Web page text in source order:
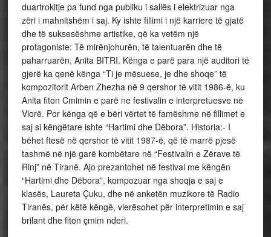
duartrokitje pa fund nga publiku i sallës i elektrizuar nga
zëri i mahnitshëm i saj. Ky ishte fillimi i një karriere të gjatë
dhe të suksesëshme artistike, që ka vetëm një
protagoniste: Të mirënjohurën, të talentuarën dhe të
paharruarën, Anita BITRI. Kënga e parë para një auditori të
gjerë ka qenë kënga “Ti je mësuese, je dhe shoqe” të
kompozitorit Arben Zhezha në 9 qershor të vitit 1986-ë, ku
Anita fiton Cmimin e parë ne festivalin e interpretuesve në
Vlorë. Por kënga që e bëri vërtet të famëshme në fillimet e
saj si këngëtare ishte “Hartimi dhe Dëbora”. Historia:- I
bëhet ftesë në qershor të vitit 1987-ë, që të marrë pjesë
tashmë në një garë kombëtare në “Festivalin e Zërave të
Rinj” në Tiranë. Ajo prezantohet në festival me këngën
“Hartimi dhe Dëbora”, kompozuar nga shoqja e saj e
klasës, Laureta Çuku, dhe në anketën muzikore të Radio
Tiranës, për këtë këngë, vlerësohet për interpretimin e saj
brilant dhe fiton çmim nderi.